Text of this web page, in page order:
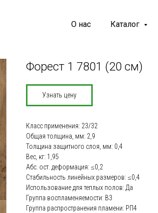
О нас Каталог
Форест 1 7801 (20 см)
Узнать цену
Класс применения: 23/32
Общая толщина, мм: 2,9
Толщина защитного слоя, мм: 0,4
Вес, кг: 1,95
Абс. ост. деформация: ≤0,2
Стабильность линейных размеров: ≤0,4
Использование для теплых полов: Да
Группа воспламеняемости: В3
Группа распространения пламени: РП4